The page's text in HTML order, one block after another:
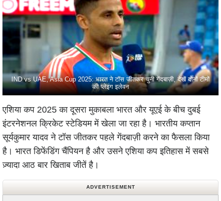
IND vs UAE, Asia Cup 2025: भारत ने टॉस जीतकर चुनी गेंदबाज़ी, देखें दोनों टीमों
की प्लेइंग इलेवन
एशिया कप 2025 का दूसरा मुकाबला भारत और यूएई के बीच दुबई
इंटरनेशनल क्रिकेट स्टेडियम में खेला जा रहा है। भारतीय कप्तान
सूर्यकुमार यादव ने टॉस जीतकर पहले गेंदबाज़ी करने का फैसला किया
है। भारत डिफेंडिंग चैंपियन है और उसने एशिया कप इतिहास में सबसे
ज़्यादा आठ बार खिताब जीतें है।
ADVERTISEMENT